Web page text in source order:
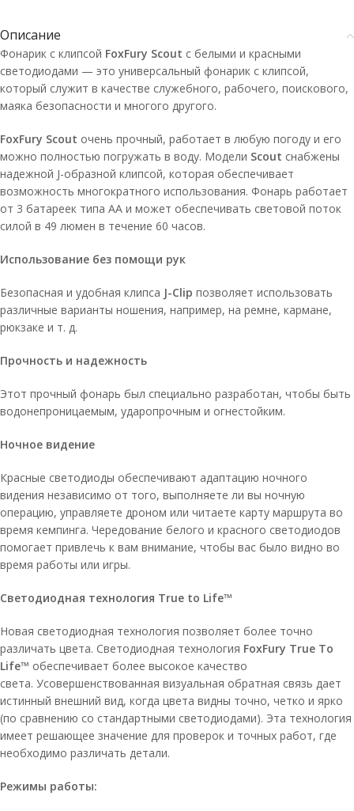
Описание
Фонарик с клипсой FoxFury Scout с белыми и красными
светодиодами — это универсальный фонарик с клипсой,
который служит в качестве служебного, рабочего, поискового,
маяка безопасности и многого другого.
FoxFury Scout очень прочный, работает в любую погоду и его
можно полностью погружать в воду. Модели Scout снабжены
надежной J-образной клипсой, которая обеспечивает
возможность многократного использования. Фонарь работает
от 3 батареек типа АА и может обеспечивать световой поток
силой в 49 люмен в течение 60 часов.
Использование без помощи рук
Безопасная и удобная клипса J-Clip позволяет использовать
различные варианты ношения, например, на ремне, кармане,
рюкзаке и т. д.
Прочность и надежность
Этот прочный фонарь был специально разработан, чтобы быть
водонепроницаемым, ударопрочным и огнестойким.
Ночное видение
Красные светодиоды обеспечивают адаптацию ночного
видения независимо от того, выполняете ли вы ночную
операцию, управляете дроном или читаете карту маршрута во
время кемпинга. Чередование белого и красного светодиодов
помогает привлечь к вам внимание, чтобы вас было видно во
время работы или игры.
Светодиодная технология True to Life™
Новая светодиодная технология позволяет более точно
различать цвета. Светодиодная технология FoxFury True To
Life™ обеспечивает более высокое качество
света. Усовершенствованная визуальная обратная связь дает
истинный внешний вид, когда цвета видны точно, четко и ярко
(по сравнению со стандартными светодиодами). Эта технология
имеет решающее значение для проверок и точных работ, где
необходимо различать детали.
Режимы работы: